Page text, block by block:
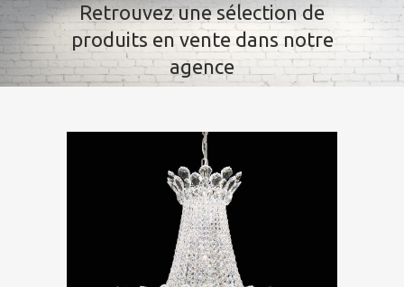
Retrouvez une sélection de
produits en vente dans notre
agence